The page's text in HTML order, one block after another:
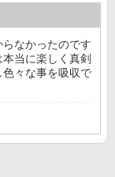
なかったのです
当に楽しく真剣
々な事を吸収で